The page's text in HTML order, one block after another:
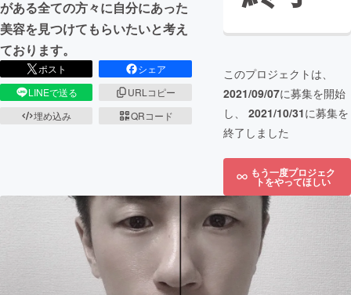
がある全ての方々に自分にあった
美容を見つけてもらいたいと考え
ております。
ポスト
シェア
LINEで送る
URLコピー
埋め込み
QRコード
このプロジェクトは、
2021/09/07に募集を開始
し、 2021/10/31に募集を
終了しました
もう一度プロジェク
トをやってほしい